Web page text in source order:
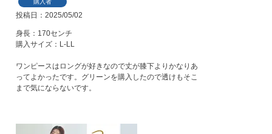
購入者
投稿日 2025/05/02
身長：170センチ
購入サイズ：L-LL
ワンピースはロングが好きなので丈が膝下よりかなりあ
ってよかったです。グリーンを購入したので透けもそこ
まで気にならないです。